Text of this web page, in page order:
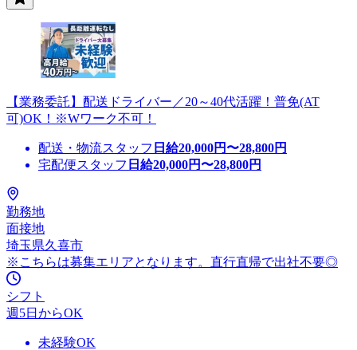
【業務委託】配送ドライバー／20～40代活躍！普免(AT
可)OK！※Wワーク不可！
配送・物流スタッフ 日給20,000円〜28,800円
宅配便スタッフ 日給20,000円〜28,800円
勤務地
面接地
埼玉県久喜市
※こちらは募集エリアとなります。直行直帰で出社不要◎
シフト
週5日からOK
未経験OK